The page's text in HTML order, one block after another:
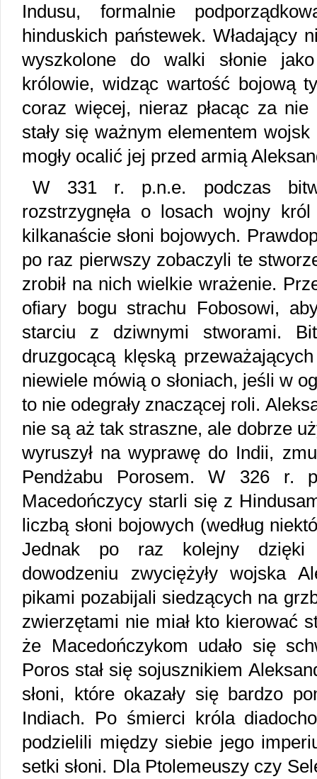
Indusu, formalnie
hinduskich państewek. Władający
wyszkolone do walki słonie
królowie, widząc wartość bojową
coraz więcej, nieraz płacąc za nie
stały się ważnym elementem
mogły ocalić jej przed armią
W 331 r. p.n.e. podczas
rozstrzygnęła o losach wojny
kilkanaście słoni bojowych.
po raz pierwszy zobaczyli te
zrobił na nich wielkie wrażenie.
ofiary bogu strachu Fobosowi,
starciu z dziwnymi stworami.
druzgocącą klęską
niewiele mówią o słoniach, jeśli w
to nie odegrały znaczącej roli.
nie są aż tak straszne, ale dobrze
wyruszył na wyprawę do Indii,
Pendżabu Porosem. W 326 r.
Macedończycy starli się z
liczbą słoni bojowych (według
Jednak po raz kolejny dzięki
dowodzeniu zwyciężyły wojska
pikami pozabijali siedzących na
zwierzętami nie miał kto kierować
że Macedończykom udało się
Poros stał się sojusznikiem
słoni, które okazały się bardzo
Indiach. Po śmierci króla
podzielili między siebie jego
setki słoni. Dla Ptolemeuszy czy